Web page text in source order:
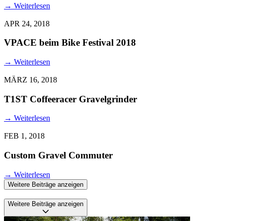
→ Weiterlesen
APR 24, 2018
VPACE beim Bike Festival 2018
→ Weiterlesen
MÄRZ 16, 2018
T1ST Coffeeracer Gravelgrinder
→ Weiterlesen
FEB 1, 2018
Custom Gravel Commuter
→ Weiterlesen
Weitere Beiträge anzeigen
Weitere Beiträge anzeigen